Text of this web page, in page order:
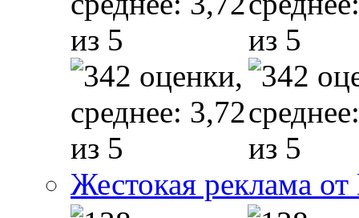
Жестокая реклама